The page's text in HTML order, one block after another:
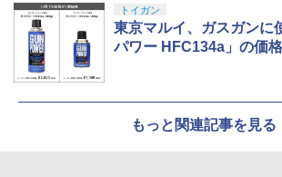
トイガン
東京マルイ、ガスガンに
パワー HFC134a」の価
もっと関連記事を見る